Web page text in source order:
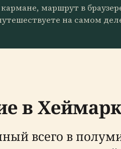
маршрут в
на самом
в
всего в